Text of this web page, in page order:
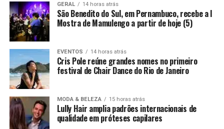
GERAL 14 horas atrás
São Benedito do Sul, em Pernambuco, recebe a I
Mostra de Mamulengo a partir de hoje (5)
EVENTOS 14 horas atrás
Cris Pole reúne grandes nomes no primeiro
festival de Chair Dance do Rio de Janeiro
MODA & BELEZA 15 horas atrás
Lully Hair amplia padrões internacionais de
qualidade em próteses capilares